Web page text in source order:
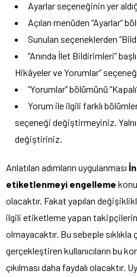
Ayarlar seçeneğinin yer
Açılan menüden “Ayarlar”
Sunulan seçeneklerden
“Anında İlet Bildirimleri”
Hikâyeler ve Yorumlar”
“Yorumlar” bölümünü
Yorum ile ilgili farklı
seçeneği değiştirmeyiniz.
değiştiriniz.
Anlatılan adımların uygulanması
etiketlenmeyi engelleme
olacaktır. Fakat yapılan
ilgili etiketleme yapan
olmayacaktır. Bu sebeple
gerçekleştiren kullanıcıların bu
çıkılması daha faydalı olacaktır.